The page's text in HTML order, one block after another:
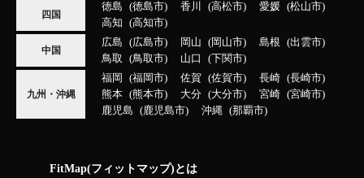
四国
徳島 徳島市 香川 高松市 愛媛
松山市
高知
高知市
中国
広島 広島市 岡山 岡山市 島根
出雲市
鳥取
鳥取市 山口 下関市
九州・沖縄
福岡 福岡市 佐賀 佐賀市 長崎
長崎市
熊本
熊本市 大分 大分市 宮崎
宮崎市
鹿児島
鹿児島市 沖縄 那覇市
FitMap(フィットマップ)とは